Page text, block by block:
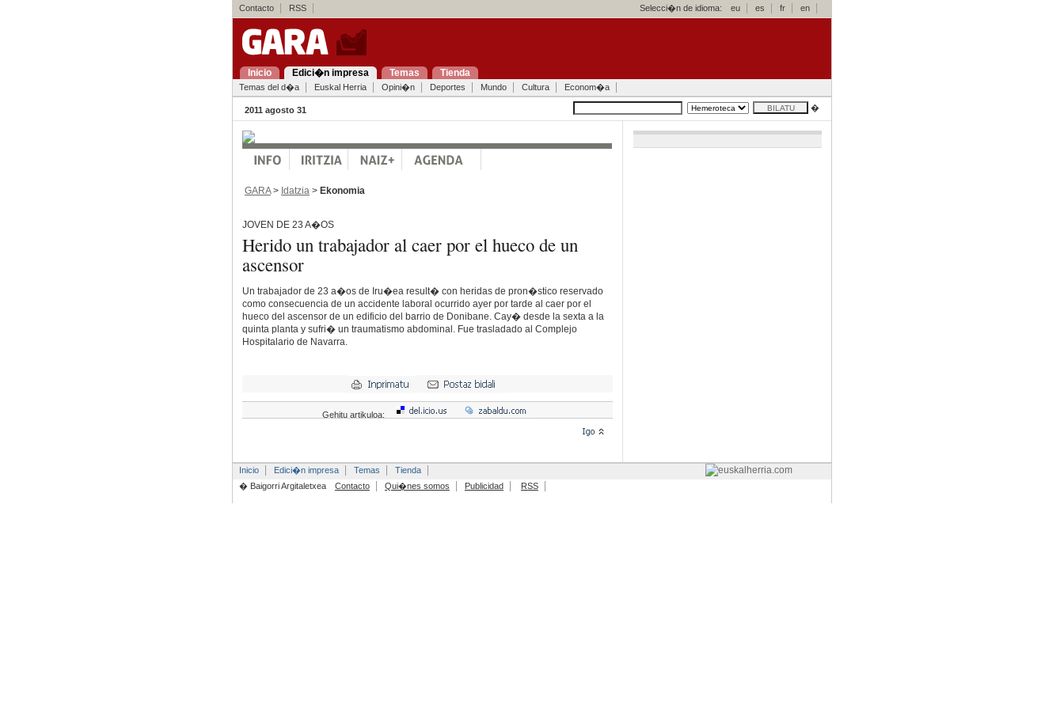
Contacto RSS Selecci�n de idioma: eu es fr en
Inicio Edici�n impresa Temas Tienda
Temas del d�a Euskal Herria Opini�n Deportes Mundo Cultura Econom�a
2011 agosto 31 �
GARA> Idatzia > Ekonomia
JOVEN DE 23 A�OS
Herido un trabajador al caer por el hueco de un
ascensor
Un trabajador de 23 a�os de Iru�ea result� con heridas de pron�stico reservado
como consecuencia de un accidente laboral ocurrido ayer por tarde al caer por el
hueco del ascensor de un edificio del barrio de Donibane. Cay� desde la sexta a la
quinta planta y sufri� un traumatismo abdominal. Fue trasladado al Complejo
Hospitalario de Navarra.
Gehitu artikuloa:
Inicio Edici�n impresa Temas
Tienda
� Baigorri Argitaletxea
Contacto Qui�nes somos Publicidad RSS